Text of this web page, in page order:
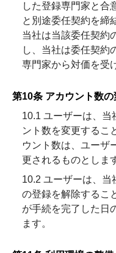
した登録専門家と合
と別途委任契約を締
当社は当該委任契約
し、当社は委任契約
専門家から対価を受
第10条 アカウント数
10.1 ユーザーは、当
ント数を変更するこ
ウント数は、ユーザ
更されるものとしま
10.2 ユーザーは、当
の登録を解除するこ
が手続を完了した日
ます。